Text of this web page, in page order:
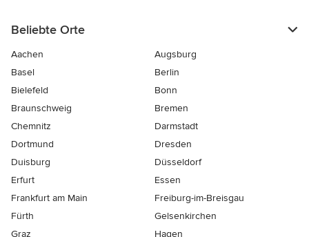
Beliebte Orte
Aachen
Augsburg
Basel
Berlin
Bielefeld
Bonn
Braunschweig
Bremen
Chemnitz
Darmstadt
Dortmund
Dresden
Duisburg
Düsseldorf
Erfurt
Essen
Frankfurt am Main
Freiburg-im-Breisgau
Fürth
Gelsenkirchen
Graz
Hagen